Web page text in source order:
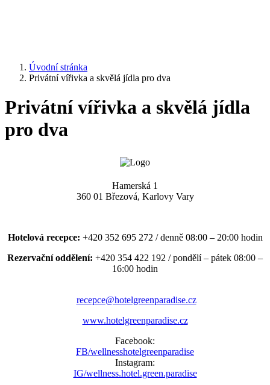
Úvodní stránka
Privátní vířivka a skvělá jídla pro dva
Privátní vířivka a skvělá jídla
pro dva
Hamerská 1
360 01 Březová, Karlovy Vary
Hotelová recepce: +420 352 695 272 / denně 08:00 – 20:00 hodin
Rezervační oddělení: +420 354 422 192 / pondělí – pátek 08:00 –
16:00 hodin
recepce@hotelgreenparadise.cz
www.hotelgreenparadise.cz
Facebook:
FB/wellnesshotelgreenparadise
Instagram:
IG/wellness.hotel.green.paradise